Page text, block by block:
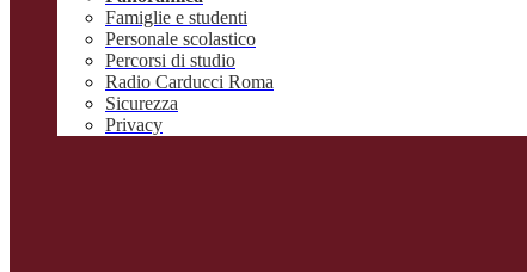
Famiglie e studenti
Personale scolastico
Percorsi di studio
Radio Carducci Roma
Sicurezza
Privacy